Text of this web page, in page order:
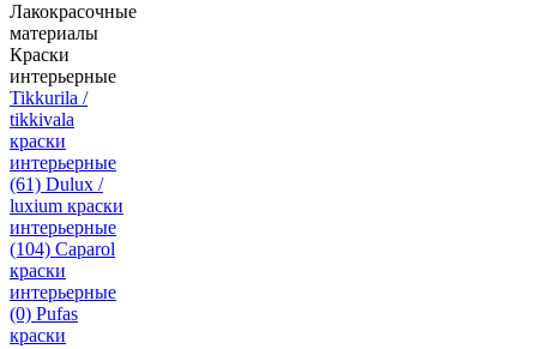
Лакокрасочные
материалы
Краски
интерьерные
Tikkurila /
tikkivala
краски
интерьерные
(61) Dulux /
luxium краски
интерьерные
(104) Caparol
краски
интерьерные
(0) Pufas
краски